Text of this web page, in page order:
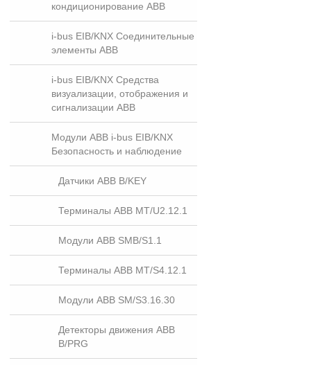
кондиционирование ABB
i-bus EIB/KNX Соединительные
элементы ABB
i-bus EIB/KNX Средства
визуализации, отображения и
сигнализации ABB
Модули ABB i-bus EIB/KNX
Безопасность и наблюдение
Датчики ABB B/KEY
Терминалы ABB MT/U2.12.1
Модули ABB SMB/S1.1
Терминалы ABB MT/S4.12.1
Модули ABB SM/S3.16.30
Детекторы движения ABB
B/PRG